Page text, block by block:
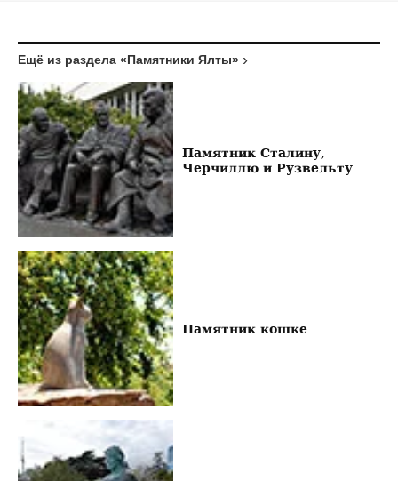
Ещё из раздела «Памятники Ялты»
Памятник Сталину,
Черчиллю и Рузвельту
Памятник кошке